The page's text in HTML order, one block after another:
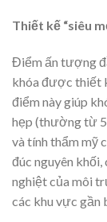
Thiết kế “siêu
Điểm ấn tượng
khóa được thiết
điểm này giúp
hẹp (thường từ
và tính thẩm mỹ
đúc nguyên
nghiệt của môi
các khu vực gần